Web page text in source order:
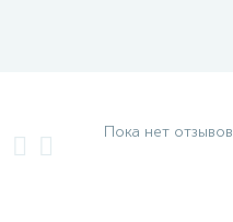
Пока нет отзывов